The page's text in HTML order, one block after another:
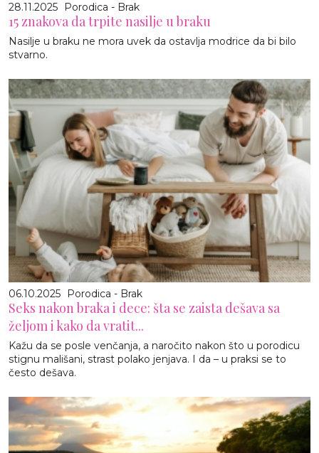
28.11.2025 Porodica - Brak
15 znakova da trpite nasilje u braku
Nasilje u braku ne mora uvek da ostavlja modrice da bi bilo
stvarno.
06.10.2025 Porodica - Brak
Seks nakon braka i dece: šta se zaista dešava sa
željom i kako da vratit...
Kažu da se posle venčanja, a naročito nakon što u porodicu
stignu mališani, strast polako jenjava. I da – u praksi se to
često dešava.